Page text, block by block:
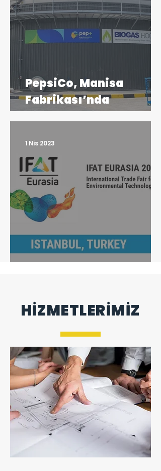
PepsiCo, Manisa
Fabrikası’nda
Biyometanizasyon
IFAT 2023 Fuarı
1 Nis 2023
HİZMETLERİMİZ